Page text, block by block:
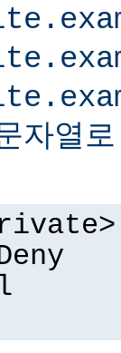
자열